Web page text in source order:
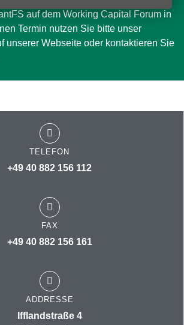
auf dem Working Capital Forum in
Termin nutzen Sie bitte unser
unserer Webseite oder kontaktieren Sie
TELEFON
+49 40 882 156 112
FAX
+49 40 882 156 161
ADDRESSE
Ifflandstraße 4